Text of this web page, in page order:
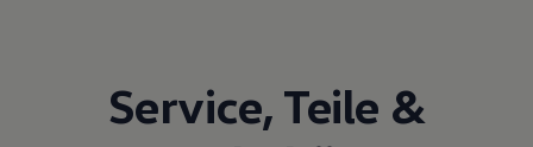
Service, Teile &